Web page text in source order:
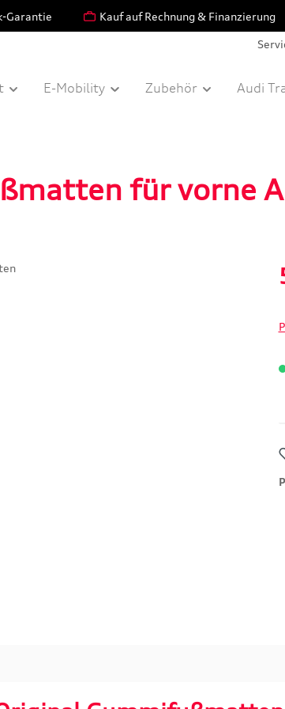
Garantie Kauf auf Rechnung & Finanzierung
E-Mobility Zubehör Audi
für vorne